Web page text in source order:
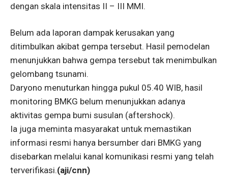
dengan skala intensitas II – III MMI.
Belum ada laporan dampak kerusakan yang
ditimbulkan akibat gempa tersebut. Hasil pemodelan
menunjukkan bahwa gempa tersebut tak menimbulkan
gelombang tsunami.
Daryono menuturkan hingga pukul 05.40 WIB, hasil
monitoring BMKG belum menunjukkan adanya
aktivitas gempa bumi susulan (aftershock).
Ia juga meminta masyarakat untuk memastikan
informasi resmi hanya bersumber dari BMKG yang
disebarkan melalui kanal komunikasi resmi yang telah
terverifikasi.(aji/cnn)